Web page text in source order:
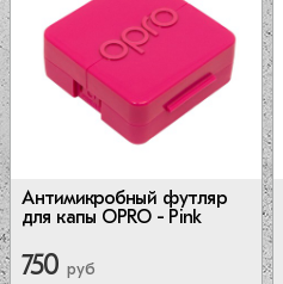
Антимикробный футляр
для капы OPRO - Pink
750 руб